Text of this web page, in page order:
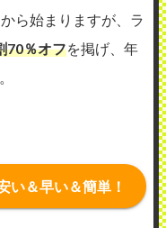
ら始まりますが、ラ
70％オフを掲げ、年
い＆早い＆簡単！